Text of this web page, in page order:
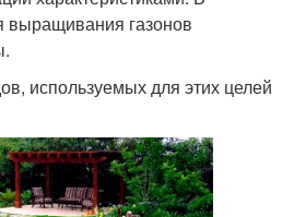
выращивания газонов
используемых для этих целей